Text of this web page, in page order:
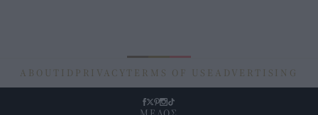
ABOUT ID PRIVACY TERMS OF USE ADVERTISING